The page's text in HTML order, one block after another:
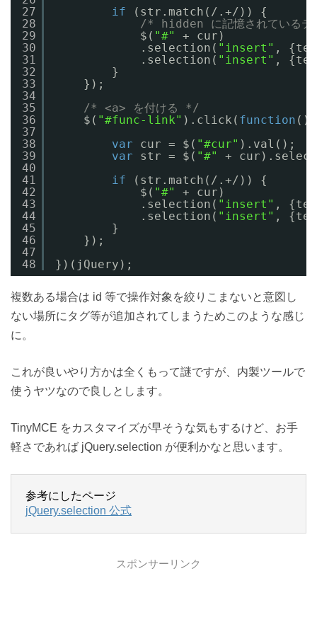
27
28
29
30
31
32
33
34
35
36
37
38
39
40
41
42
43
44
45
46
47
48
if
(str.match(/.+/)) {
/* hidden に記憶されているテ
$( "#"
+ cur)
.selection( "insert" ,
.selection( "insert" ,
}
});
/* <a> を付ける */
$( "#func-link" ).click( function (){
var
cur = $( "#cur" ).val();
var
str = $( "#"
+
if
(str.match(/.+/)) {
$( "#"
+ cur)
.selection( "insert" ,
.selection( "insert" ,
}
});
})(jQuery);
複数ある場合は id 等で操作対象を絞りこまないと意図し
ない場所にタグ等が追加されてしまうためこのような感じ
に。
これが良いやり方かは全くもって謎ですが、内製ツールで
使うヤツなので良しとします。
TinyMCE をカスタマイズが早そうな気もするけど、お手
軽さであれば jQuery.selection が便利かなと思います。
参考にしたページ
jQuery.selection 公式
スポンサーリンク